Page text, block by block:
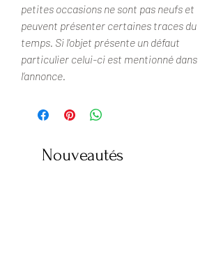
petites occasions ne sont pas neufs et
peuvent présenter certaines traces du
temps. Si l'objet présente un défaut
particulier celui-ci est mentionné dans
l’annonce.
Nouveautés